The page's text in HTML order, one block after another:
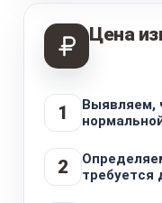
Цена
1
Выявляем,
2
требуется